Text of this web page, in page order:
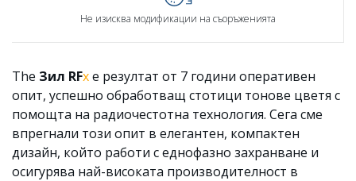
Не изисква модификации на съоръженията
The Зил RFхе резултат от 7 години оперативен
опит, успешно обработващ стотици тонове цветя с
помощта на радиочестотна технология. Сега сме
впрегнали този опит в елегантен, компактен
дизайн, който работи с еднофазно захранване и
осигурява най-високата производителност в